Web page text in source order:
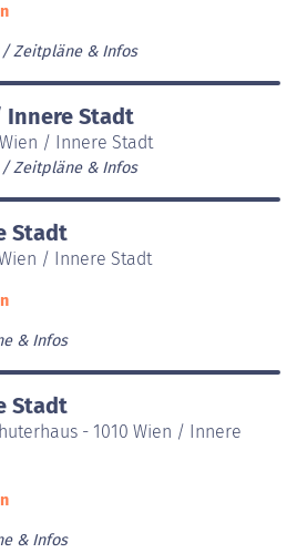
Zeitpläne & Infos
Innere Stadt
/ Innere Stadt
Zeitpläne & Infos
Stadt
/ Innere Stadt
& Infos
Stadt
- 1010 Wien / Innere
& Infos